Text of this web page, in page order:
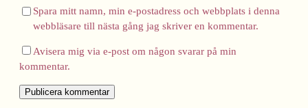
Spara mitt namn, min e-postadress och webbplats i denna
webbläsare till nästa gång jag skriver en kommentar.
Avisera mig via e-post om någon svarar på min
kommentar.